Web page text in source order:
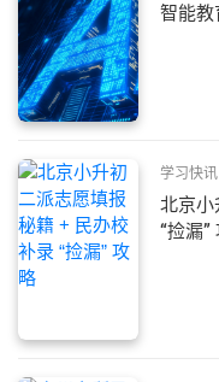
智能教
学习快讯
北京小
“捡漏”